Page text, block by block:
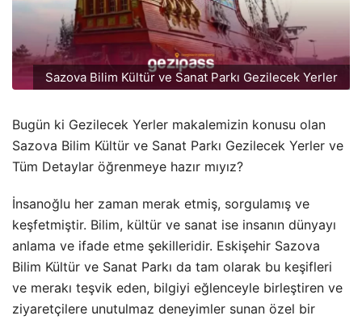
Sazova Bilim Kültür ve Sanat Parkı Gezilecek Yerler
Bugün ki Gezilecek Yerler makalemizin konusu olan
Sazova Bilim Kültür ve Sanat Parkı Gezilecek Yerler ve
Tüm Detaylar öğrenmeye hazır mıyız?
İnsanoğlu her zaman merak etmiş, sorgulamış ve
keşfetmiştir. Bilim, kültür ve sanat ise insanın dünyayı
anlama ve ifade etme şekilleridir. Eskişehir Sazova
Bilim Kültür ve Sanat Parkı da tam olarak bu keşifleri
ve merakı teşvik eden, bilgiyi eğlenceyle birleştiren ve
ziyaretçilere unutulmaz deneyimler sunan özel bir